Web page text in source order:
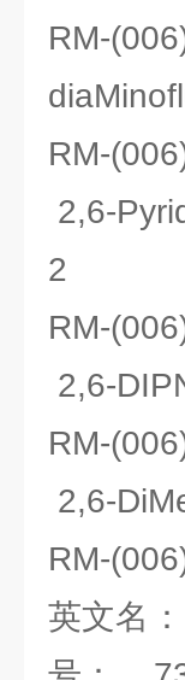
RM-
RM-
2,6-
2
RM-
2,6-
RM-
2,6-
RM-
英文名